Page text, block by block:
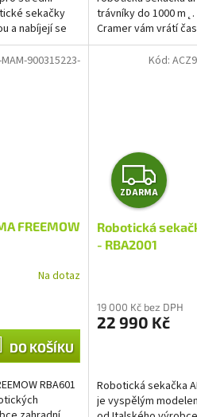
sekačky
a nabíjejí se
trávníky do 1000
Cramer vám vrátí
automaticky, takže
FREEMOW
Na dotaz
DO KOŠÍKU
RBA601
900315223-
Z
D
A
M
ZDARMA
Robotická
- RBA2001
19 000 Kč bez DPH
22 990 Kč
Robotická sekačka
je vyspělým
Kód: